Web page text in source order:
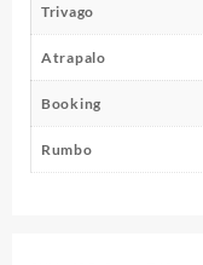
Trivago
Atrapalo
Booking
Rumbo